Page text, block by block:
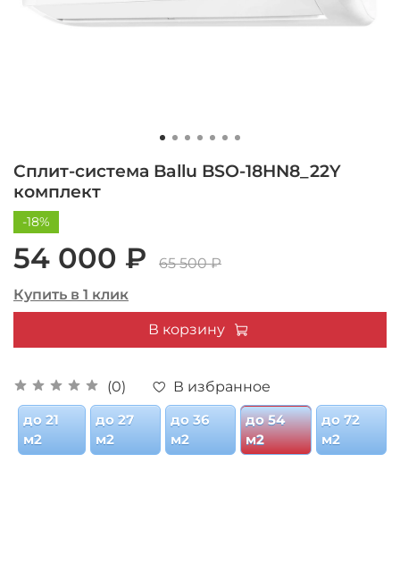
Сплит-система Ballu BSO-18HN8_22Y
комплект
(0)
В избранное
до 21
м2
до 27
м2
до 36
м2
до 54
м2
до 72
м2
-18%
54 000 ₽
65 500 ₽
Купить в 1 клик
В корзину